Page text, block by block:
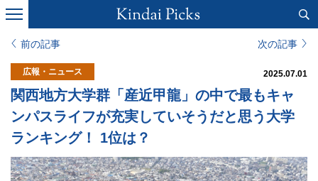
前の記事 次の記事
広報・ニュース 2025.07.01
関西地方大学群「産近甲龍」の中で最もキャ
ンパスライフが充実していそうだと思う大学
ランキング！ 1位は？